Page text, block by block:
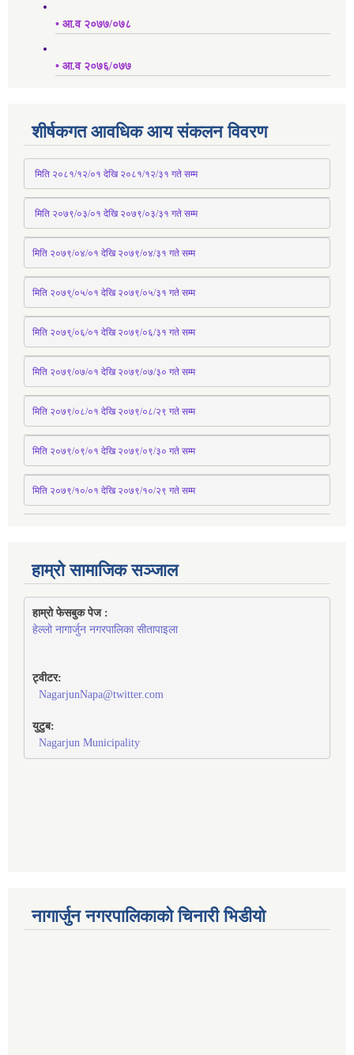
• आ.व २०७७/०७८
• आ.व २०७६/०७७
शीर्षकगत आवधिक आय संकलन विवरण
मिति २०८१/१२/०१ देखि २०८१/१२/३१ गते सम्म
मिति २०७९/०३/०१ देखि २०७९/०३/३१ गते सम्म
मिति २०७९/०४/०१ देखि २०७९/०४/३१ गते सम्म
मिति २०७९्/०५/०१ देखि २०७९/०५/३१ गते सम्म
मिति २०७९्/०६/०१ देखि २०७९/०६/३१ गते सम्म
मिति २०७९/०७/०१ देखि २०७९/०७/३० गते सम्म
मिति २०७९/०८/०१ देखि २०७९/०८/२९ गते सम्म
मिति २०७९/०९/०१ देखि २०७९/०९/३० गते सम्म
मिति २०७९/१०/०१ देखि २०७९/१०/२९ गते सम्म
हाम्रो सामाजिक सञ्जाल
हाम्रो फेसबुक पेज :
हेल्लो नागार्जुन नगरपालिका सीतापाइला
ट्वीटर:
NagarjunNapa@twitter.com
युटुब:
Nagarjun Municipality
नागार्जुन नगरपालिकाको चिनारी भिडीयो